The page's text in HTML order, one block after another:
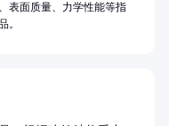
表面质量、力学性能等指
。